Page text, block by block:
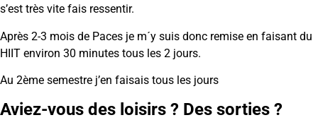
s’est très vite fais ressentir.
Après 2-3 mois de Paces je m´y suis donc remise en faisant du
HIIT environ 30 minutes tous les 2 jours.
Au 2ème semestre j’en faisais tous les jours
Aviez-vous des loisirs ? Des sorties ?